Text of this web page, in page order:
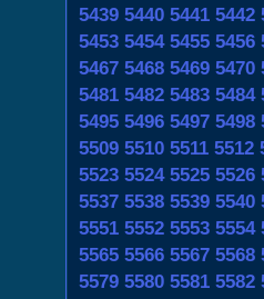
5439 5440 5441 5442
5453 5454 5455 5456
5467 5468 5469 5470
5481 5482 5483 5484
5495 5496 5497 5498
5509 5510 5511 5512
5523 5524 5525 5526
5537 5538 5539 5540
5551 5552 5553 5554
5565 5566 5567 5568
5579 5580 5581 5582